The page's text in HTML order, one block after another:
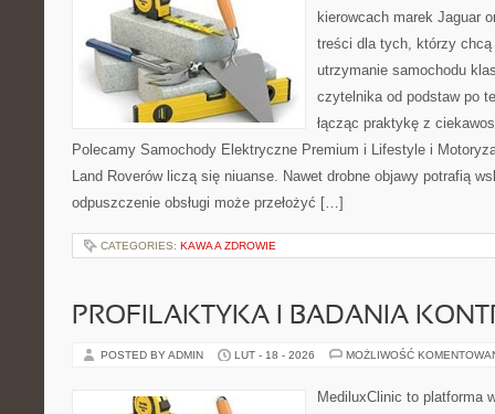
kierowcach marek Jaguar
treści dla tych, którzy chcą
utrzymanie samochodu
czytelnika od podstaw po
łącząc praktykę z
Polecamy Samochody Elektryczne Premium i Lifestyle i
Land Roverów liczą się niuanse. Nawet drobne objawy potrafią
odpuszczenie obsługi może przełożyć […]
CATEGORIES: KAWA A ZDROWIE
PROFILAKTYKA I BADANIA
POSTED BY ADMIN LUT - 18 - 2026 MOŻLIWOŚĆ
MediluxClinic to platforma